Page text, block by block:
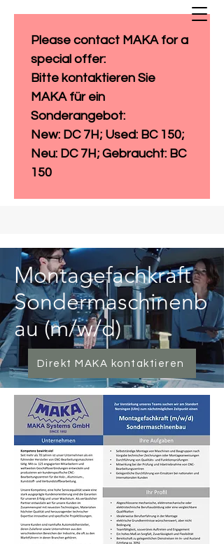
Please contact MAKA for a
special offer:
Bitte kontaktieren Sie
MAKA für ein
Sonderangebot:
New: DC 7H; Used: BC 150;
Neu: DC 7H; Gebraucht: BC
150
Montagefachkraft
Sondermaschinenb
au (m/w/d)
Direkt MAKA kontaktieren